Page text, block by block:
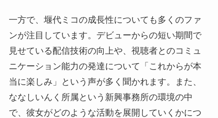
一方で、堰代ミコの成長性についても多くのファ
ンが注目しています。デビューからの短い期間で
見せている配信技術の向上や、視聴者とのコミュ
ニケーション能力の発達について「これからが本
当に楽しみ」という声が多く聞かれます。また、
ななしいんく所属という新興事務所の環境の中
で、彼女がどのような活動を展開していくかにつ